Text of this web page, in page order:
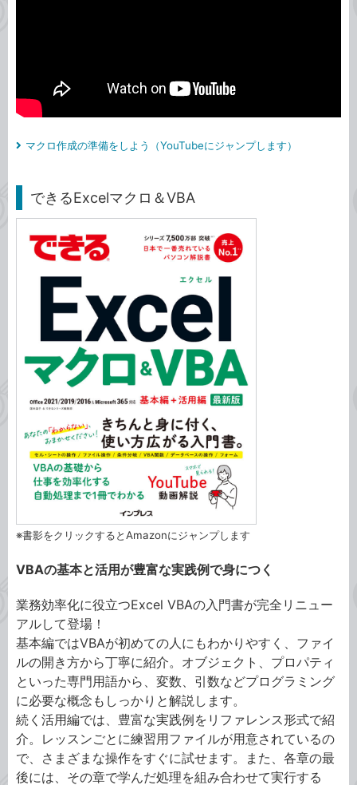
マクロ作成の準備をしよう（YouTubeにジャンプします）
できるExcelマクロ＆VBA
※書影をクリックするとAmazonにジャンプします
VBAの基本と活用が豊富な実践例で身につく
業務効率化に役立つExcel VBAの入門書が完全リニュー
アルして登場！
基本編ではVBAが初めての人にもわかりやすく、ファイ
ルの開き方から丁寧に紹介。オブジェクト、プロパティ
といった専門用語から、変数、引数などプログラミング
に必要な概念もしっかりと解説します。
続く活用編では、豊富な実践例をリファレンス形式で紹
介。レッスンごとに練習用ファイルが用意されているの
で、さまざまな操作をすぐに試せます。また、各章の最
後には、その章で学んだ処理を組み合わせて実行する